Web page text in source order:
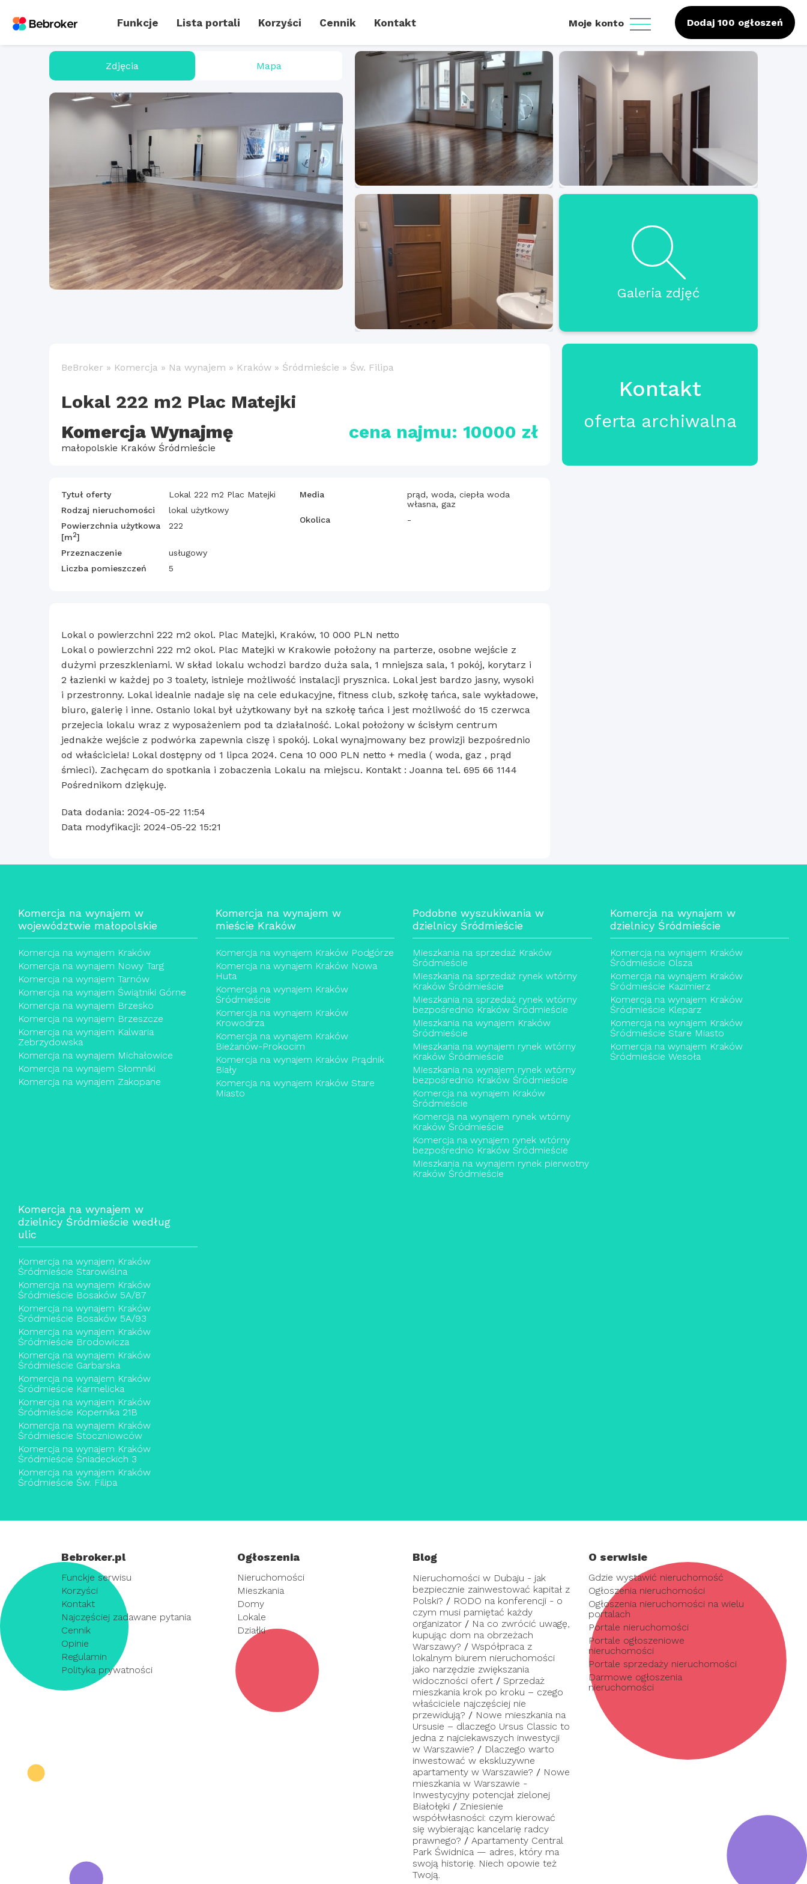
Funkcje Lista portali Korzyści Cennik Kontakt Dodaj 100 ogłoszeń
Moje konto
Zdjęcia Mapa
Galeria zdjęć
BeBroker » Komercja » Na wynajem » Kraków » Śródmieście » Św. Filipa
Lokal 222 m2 Plac Matejki
cena najmu: 10000 zł
Komercja Wynajmę
małopolskie Kraków Śródmieście
Kontakt
oferta archiwalna
Tytuł oferty
Lokal 222 m2 Plac Matejki
Rodzaj nieruchomości
lokal użytkowy
Powierzchnia użytkowa
[m2]
222
Przeznaczenie
usługowy
Liczba pomieszczeń
5
Media
prąd, woda, ciepła woda
własna, gaz
Okolica
-
Lokal o powierzchni 222 m2 okol. Plac Matejki, Kraków, 10 000 PLN netto
Lokal o powierzchni 222 m2 okol. Plac Matejki w Krakowie położony na parterze, osobne wejście z
dużymi przeszkleniami. W skład lokalu wchodzi bardzo duża sala, 1 mniejsza sala, 1 pokój, korytarz i
2 łazienki w każdej po 3 toalety, istnieje możliwość instalacji prysznica. Lokal jest bardzo jasny, wysoki
i przestronny. Lokal idealnie nadaje się na cele edukacyjne, fitness club, szkołę tańca, sale wykładowe,
biuro, galerię i inne. Ostanio lokal był użytkowany był na szkołę tańca i jest możliwość do 15 czerwca
przejecia lokalu wraz z wyposażeniem pod ta działalność. Lokal położony w ścisłym centrum
jednakże wejście z podwórka zapewnia ciszę i spokój. Lokal wynajmowany bez prowizji bezpośrednio
od właściciela! Lokal dostępny od 1 lipca 2024. Cena 10 000 PLN netto + media ( woda, gaz , prąd
śmieci). Zachęcam do spotkania i zobaczenia Lokalu na miejscu. Kontakt : Joanna tel. 695 66 1144
Pośrednikom dziękuję.
Data dodania: 2024-05-22 11:54
Data modyfikacji: 2024-05-22 15:21
Komercja na wynajem w
województwie małopolskie
Komercja na wynajem Kraków
Komercja na wynajem Nowy Targ
Komercja na wynajem Tarnów
Komercja na wynajem Świątniki Górne
Komercja na wynajem Brzesko
Komercja na wynajem Brzeszcze
Komercja na wynajem Kalwaria
Zebrzydowska
Komercja na wynajem Michałowice
Komercja na wynajem Słomniki
Komercja na wynajem Zakopane
Komercja na wynajem w
mieście Kraków
Komercja na wynajem Kraków Podgórze
Komercja na wynajem Kraków Nowa
Huta
Komercja na wynajem Kraków
Śródmieście
Komercja na wynajem Kraków
Krowodrza
Komercja na wynajem Kraków
Bieżanów-Prokocim
Komercja na wynajem Kraków Prądnik
Biały
Komercja na wynajem Kraków Stare
Miasto
Podobne wyszukiwania w
dzielnicy Śródmieście
Mieszkania na sprzedaż Kraków
Śródmieście
Mieszkania na sprzedaż rynek wtórny
Kraków Śródmieście
Mieszkania na sprzedaż rynek wtórny
bezpośrednio Kraków Śródmieście
Mieszkania na wynajem Kraków
Śródmieście
Mieszkania na wynajem rynek wtórny
Kraków Śródmieście
Mieszkania na wynajem rynek wtórny
bezpośrednio Kraków Śródmieście
Komercja na wynajem Kraków
Śródmieście
Komercja na wynajem rynek wtórny
Kraków Śródmieście
Komercja na wynajem rynek wtórny
bezpośrednio Kraków Śródmieście
Mieszkania na wynajem rynek pierwotny
Kraków Śródmieście
Komercja na wynajem w
dzielnicy Śródmieście
Komercja na wynajem Kraków
Śródmieście Olsza
Komercja na wynajem Kraków
Śródmieście Kazimierz
Komercja na wynajem Kraków
Śródmieście Kleparz
Komercja na wynajem Kraków
Śródmieście Stare Miasto
Komercja na wynajem Kraków
Śródmieście Wesoła
Komercja na wynajem w
dzielnicy Śródmieście według
ulic
Komercja na wynajem Kraków
Śródmieście Starowiślna
Komercja na wynajem Kraków
Śródmieście Bosaków 5A/87
Komercja na wynajem Kraków
Śródmieście Bosaków 5A/93
Komercja na wynajem Kraków
Śródmieście Brodowicza
Komercja na wynajem Kraków
Śródmieście Garbarska
Komercja na wynajem Kraków
Śródmieście Karmelicka
Komercja na wynajem Kraków
Śródmieście Kopernika 21B
Komercja na wynajem Kraków
Śródmieście Stoczniowców
Komercja na wynajem Kraków
Śródmieście Śniadeckich 3
Komercja na wynajem Kraków
Śródmieście Św. Filipa
Bebroker.pl
Funckje serwisu
Korzyści
Kontakt
Najczęściej zadawane pytania
Cennik
Opinie
Regulamin
Polityka prywatności
Ogłoszenia
Nieruchomości
Mieszkania
Domy
Lokale
Działki
Blog
Nieruchomości w Dubaju - jak
bezpiecznie zainwestować kapitał z
Polski? / RODO na konferencji - o
czym musi pamiętać każdy
organizator / Na co zwrócić uwagę,
kupując dom na obrzeżach
Warszawy? / Współpraca z
lokalnym biurem nieruchomości
jako narzędzie zwiększania
widoczności ofert / Sprzedaż
mieszkania krok po kroku – czego
właściciele najczęściej nie
przewidują? / Nowe mieszkania na
Ursusie – dlaczego Ursus Classic to
jedna z najciekawszych inwestycji
w Warszawie? / Dlaczego warto
inwestować w ekskluzywne
apartamenty w Warszawie? / Nowe
mieszkania w Warszawie -
Inwestycyjny potencjał zielonej
Białołęki / Zniesienie
współwłasności: czym kierować
się wybierając kancelarię radcy
prawnego? / Apartamenty Central
Park Świdnica — adres, który ma
swoją historię. Niech opowie też
Twoją.
O serwisie
Gdzie wystawić nieruchomość
Ogłoszenia nieruchomości
Ogłoszenia nieruchomości na wielu
portalach
Portale nieruchomości
Portale ogłoszeniowe
nieruchomości
Portale sprzedaży nieruchomości
Darmowe ogłoszenia
nieruchomości